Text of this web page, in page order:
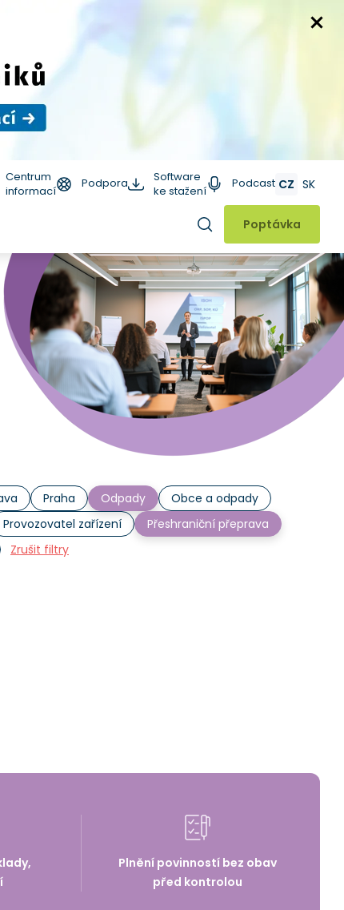
Centrum
informací
Podpora
Software
ke stažení
Podcast CZ SK
Hledat
Poptávka
Praha Odpady
Obce a odpady
Provozovatel zařízení
Přeshraniční přeprava
Zrušit filtry
Plnění povinností bez obav
před kontrolou